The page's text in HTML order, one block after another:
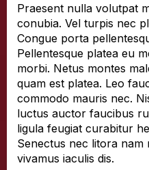
Praesent nulla volutpat
conubia. Vel turpis nec
Congue porta
Pellentesque platea eu
morbi. Netus montes
quam est platea. Leo
commodo mauris nec.
luctus auctor faucibus
ligula feugiat curabitur
Senectus nec litora nam
vivamus iaculis dis.